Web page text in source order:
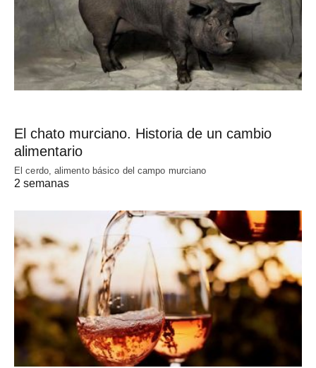
El chato murciano. Historia de un cambio
alimentario
El cerdo, alimento básico del campo murciano
2 semanas